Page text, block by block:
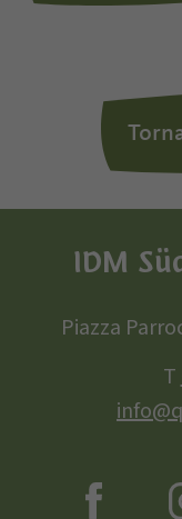
IDM
Piazza
T